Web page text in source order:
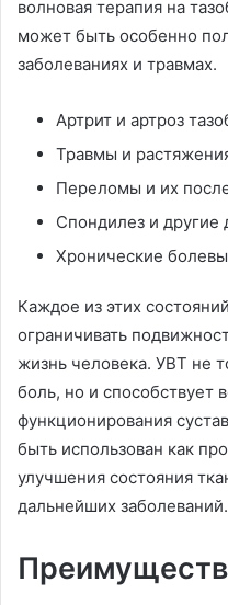
волновая терапия на
может быть особенно
заболеваниях и травмах.
Артрит и артроз
Травмы и
Переломы и их
Спондилез и другие
Хронические
Каждое из этих
ограничивать
жизнь человека. УВТ не
боль, но и способствует
функционирования
быть использован как
улучшения состояния
дальнейших заболеваний.